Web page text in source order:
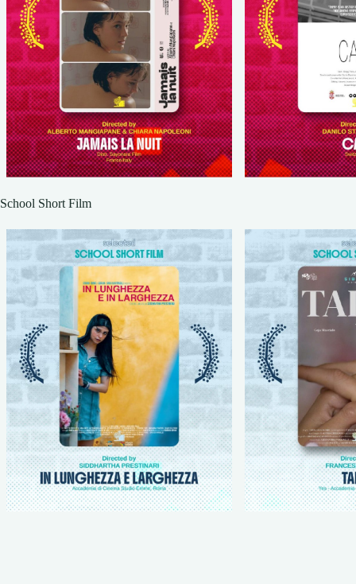
School Short Film